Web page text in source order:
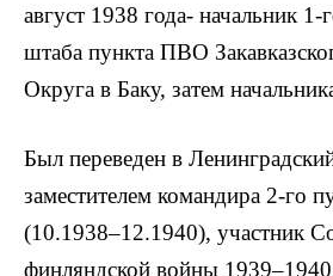
август 1938 года- начальник 1-
штаба пункта ПВО
Округа в Баку, затем
Был переведен в
заместителем командира 2-го
(10.1938–12.1940), участник
финляндской войны 1939–1940